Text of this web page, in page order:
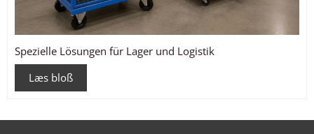
Spezielle Lösungen für Lager und Logistik
Læs bloß